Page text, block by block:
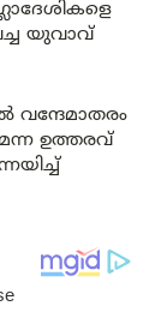
യുവാവ്
വന്ദേമാതരം
ഉത്തരവ്